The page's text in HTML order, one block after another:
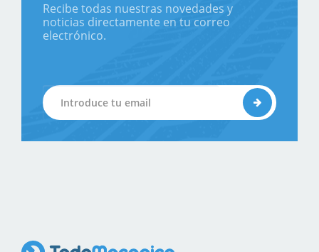
Recibe todas nuestras novedades y
noticias directamente en tu correo
electrónico.